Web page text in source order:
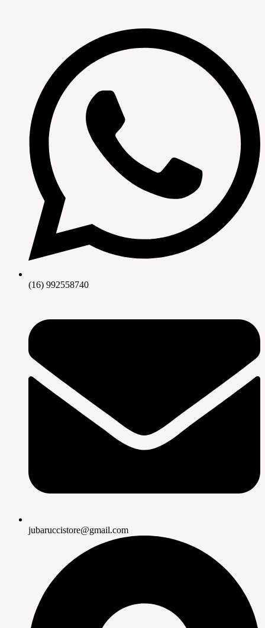
(16) 992558740
jubaruccistore@gmail.com